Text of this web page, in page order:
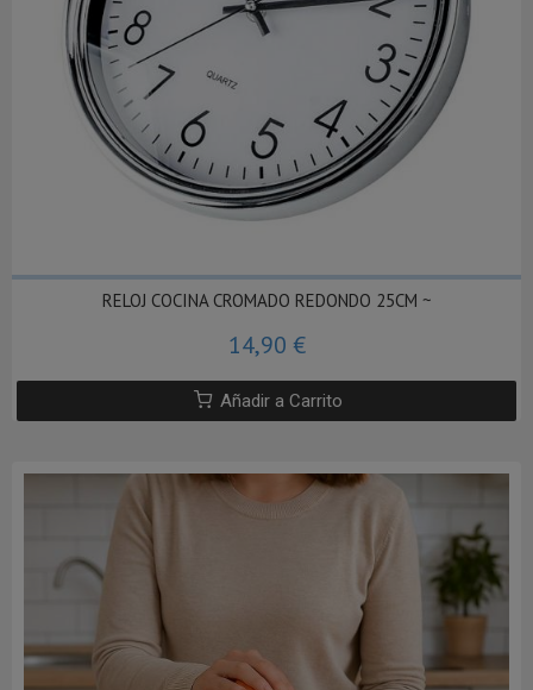
RELOJ COCINA CROMADO REDONDO 25CM ~
14,90 €
Añadir a Carrito